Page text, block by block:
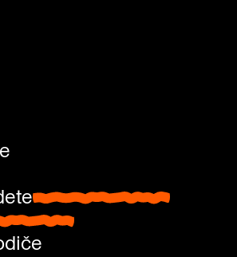
kde nás najdete